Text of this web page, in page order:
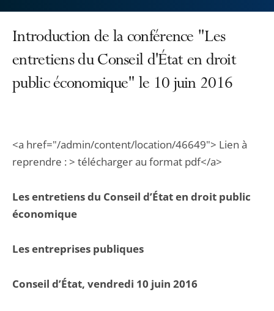
Introduction de la conférence "Les
entretiens du Conseil d'État en droit
public économique" le 10 juin 2016
<a href="/admin/content/location/46649"> Lien à
reprendre : > télécharger au format pdf</a>
Les entretiens du Conseil d’État en droit public
économique
Les entreprises publiques
Conseil d’État, vendredi 10 juin 2016